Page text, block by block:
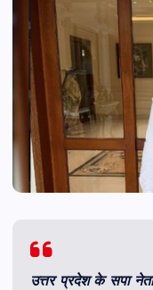
उत्तर प्रदेश के सपा